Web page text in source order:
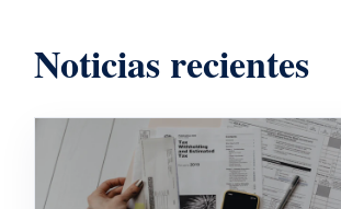
Noticias recientes